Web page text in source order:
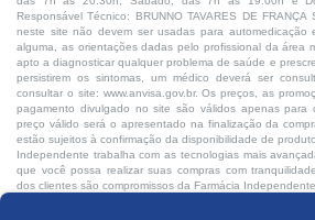
Responsável Técnico: BRUNNO TAVARES DE
neste site não devem ser usadas para automedicação
alguma, as orientações dadas pelo profissional da área
apto a diagnosticar qualquer problema de saúde e
persistirem os sintomas, um médico deverá ser
consultar o site: www.anvisa.gov.br. Os preços, as
pagamento divulgado no site são válidos apenas para
preço válido será o apresentado na finalização da
estão sujeitos à confirmação da disponibilidade de
Independente trabalha com as tecnologias mais
que você possa realizar suas compras com
dos clientes são compromissos da Farmácia Independente.